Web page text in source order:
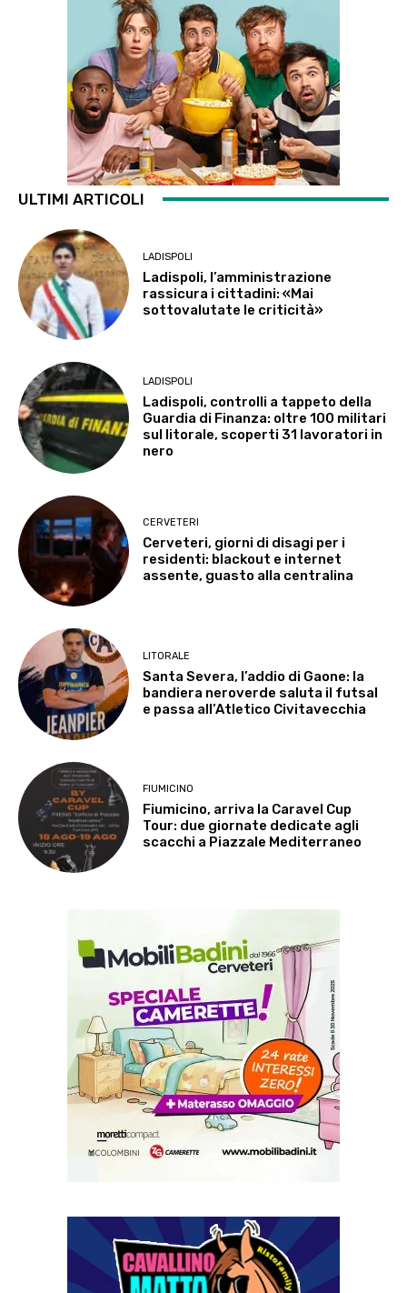
ULTIMI ARTICOLI
LADISPOLI
Ladispoli, l’amministrazione
rassicura i cittadini: «Mai
sottovalutate le criticità»
LADISPOLI
Ladispoli, controlli a tappeto della
Guardia di Finanza: oltre 100 militari
sul litorale, scoperti 31 lavoratori in
nero
CERVETERI
Cerveteri, giorni di disagi per i
residenti: blackout e internet
assente, guasto alla centralina
LITORALE
Santa Severa, l’addio di Gaone: la
bandiera neroverde saluta il futsal
e passa all’Atletico Civitavecchia
FIUMICINO
Fiumicino, arriva la Caravel Cup
Tour: due giornate dedicate agli
scacchi a Piazzale Mediterraneo